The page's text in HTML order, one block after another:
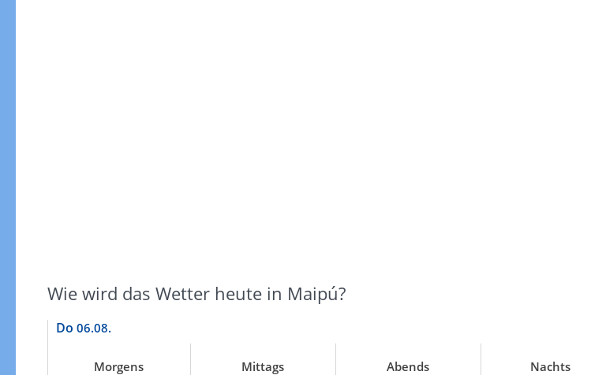
Wie wird das Wetter heute in Maipú?
Do 06.08.
Morgens
Mittags
Abends
Nachts